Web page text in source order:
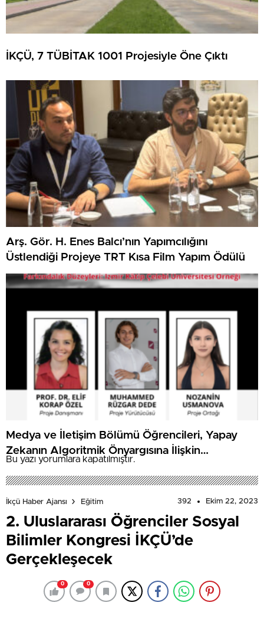
İKÇÜ, 7 TÜBİTAK 1001 Projesiyle Öne Çıktı
Arş. Gör. H. Enes Balcı’nın Yapımcılığını
Üstlendiği Projeye TRT Kısa Film Yapım Ödülü
Medya ve İletişim Bölümü Öğrencileri, Yapay
Zekanın Algoritmik Önyargısına İlişkin
Farkındalık Düzeylerini Araştıracak
Bu yazı yorumlara kapatılmıştır.
İkçü Haber Ajansı Eğitim 392 Ekim 22, 2023
2. Uluslararası Öğrenciler Sosyal
Bilimler Kongresi İKÇÜ’de
Gerçekleşecek
0 0